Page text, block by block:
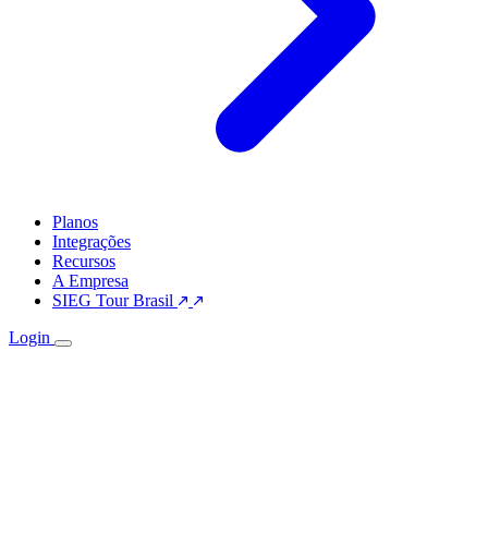
Planos
Integrações
Recursos
A Empresa
SIEG Tour Brasil
Login